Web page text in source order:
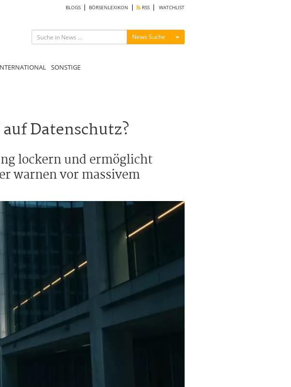
BLOGS BÖRSENLEXIKON RSS WATCHLIST
News Suche Menü ein-/ausblenden
SONSTIGE
Datenschutz?
lockern und ermöglicht
warnen vor massivem